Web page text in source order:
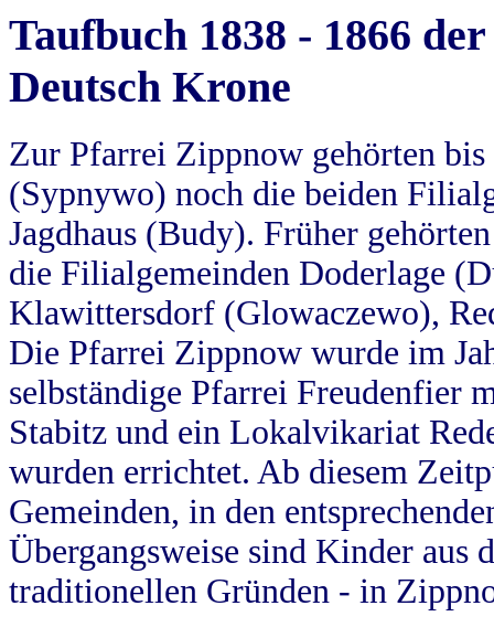
Taufbuch 1838 - 1866
Deutsch Krone
Zur Pfarrei Zippnow gehörten
(Sypnywo) noch die beiden
Jagdhaus (Budy). Früher
die Filialgemeinden Doderlage
Klawittersdorf (Glowaczewo),
Die Pfarrei Zippnow wurde im
selbständige Pfarrei Freudenfier
Stabitz und ein Lokalvikariat
wurden errichtet. Ab diesem
Gemeinden, in den
Übergangsweise sind Kinder aus
traditionellen Gründen - in